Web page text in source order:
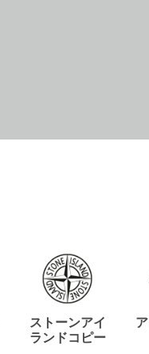
ストーンアイ
ランドコピー